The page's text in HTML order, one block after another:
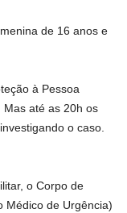
de 16 anos e
à Pessoa
Mas até as 20h os
o caso.
o Corpo de
Médico de Urgência)